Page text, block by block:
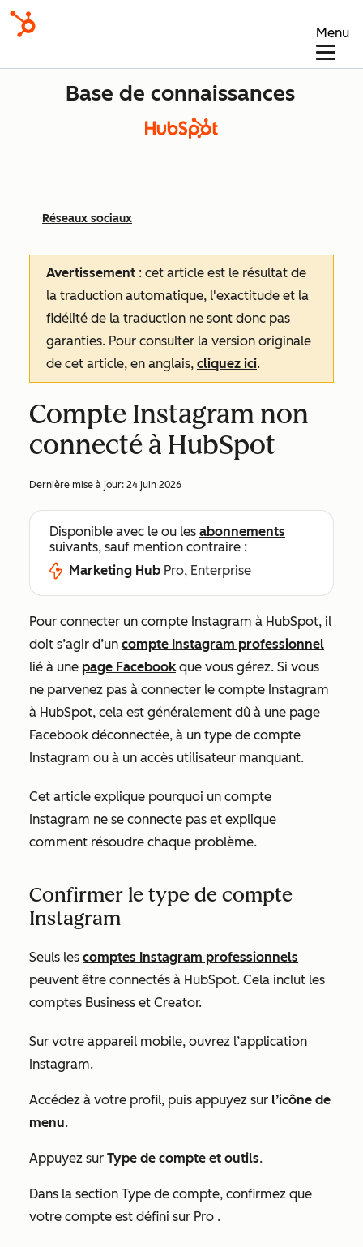
Menu
Base de connaissances
Réseaux sociaux
Avertissement : cet article est le résultat de
la traduction automatique, l'exactitude et la
fidélité de la traduction ne sont donc pas
garanties. Pour consulter la version originale
de cet article, en anglais, cliquez ici.
Compte Instagram non
connecté à HubSpot
Dernière mise à jour: 24 juin 2026
Disponible avec le ou les abonnements
suivants, sauf mention contraire :
Marketing Hub Pro, Enterprise
Pour connecter un compte Instagram à HubSpot, il
doit s’agir d’un compte Instagram professionnel
lié à une page Facebookque vous gérez. Si vous
ne parvenez pas à connecter le compte Instagram
à HubSpot, cela est généralement dû à une page
Facebook déconnectée, à un type de compte
Instagram ou à un accès utilisateur manquant.
Cet article explique pourquoi un compte
Instagram ne se connecte pas et explique
comment résoudre chaque problème.
Confirmer le type de compte
Instagram
Seuls les comptes Instagram professionnels
peuvent être connectés à HubSpot. Cela inclut les
comptes Business et Creator.
Sur votre appareil mobile, ouvrez l’application
Instagram.
Accédez à votre profil, puis appuyez sur l’icône de
menu.
Appuyez sur Type de compte et outils.
Dans la section Type de compte, confirmez que
votre compte est défini sur Pro .